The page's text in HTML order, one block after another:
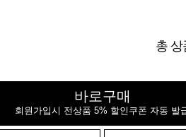
총 상
바로구매
회원가입시 전상품 5% 할인쿠폰 자동 발